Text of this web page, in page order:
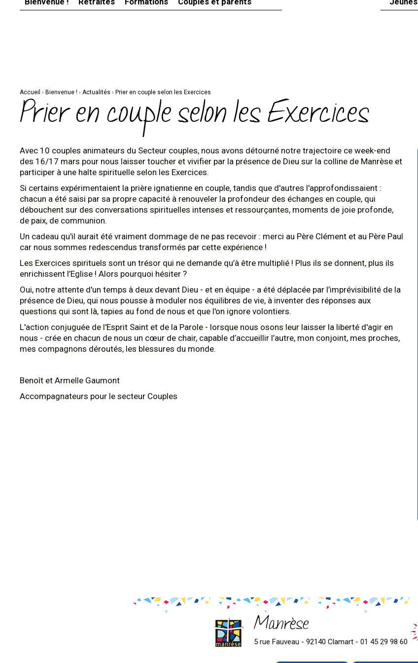
Accueil › Bienvenue ! › Actualités › Prier en couple selon les Exercices
Prier en couple selon les Exercices
Avec 10 couples animateurs du Secteur couples, nous avons détourné notre trajectoire ce week-end
des 16/17 mars pour nous laisser toucher et vivifier par la présence de Dieu sur la colline de Manrèse et
participer à une halte spirituelle selon les Exercices.
Si certains expérimentaient la prière ignatienne en couple, tandis que d'autres l'approfondissaient :
chacun a été saisi par sa propre capacité à renouveler la profondeur des échanges en couple, qui
débouchent sur des conversations spirituelles intenses et ressourçantes, moments de joie profonde,
de paix, de communion.
Un cadeau qu'il aurait été vraiment dommage de ne pas recevoir : merci au Père Clément et au Père Paul
car nous sommes redescendus transformés par cette expérience !
Les Exercices spirituels sont un trésor qui ne demande qu’à être multiplié ! Plus ils se donnent, plus ils
enrichissent l’Eglise ! Alors pourquoi hésiter ?
Oui, notre attente d'un temps à deux devant Dieu - et en équipe - a été déplacée par l’imprévisibilité de la
présence de Dieu, qui nous pousse à moduler nos équilibres de vie, à inventer des réponses aux
questions qui sont là, tapies au fond de nous et que l'on ignore volontiers.
L'action conjuguée de l'Esprit Saint et de la Parole - lorsque nous osons leur laisser la liberté d'agir en
nous - crée en chacun de nous un cœur de chair, capable d’accueillir l’autre, mon conjoint, mes proches,
mes compagnons déroutés, les blessures du monde.
Benoît et Armelle Gaumont
Accompagnateurs pour le secteur Couples
Manrèse
5 rue Fauveau - 92140 Clamart - 01 45 29 98 60